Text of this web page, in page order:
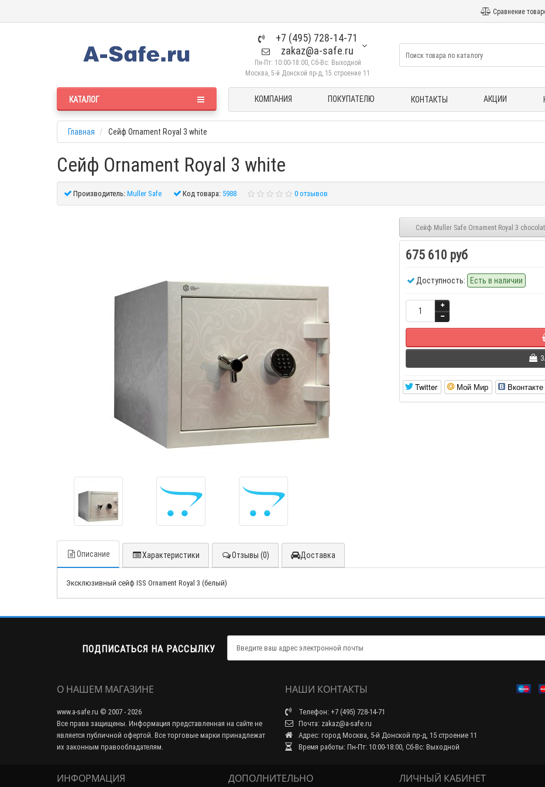
Сравнение
+7 (495) 728-14-71
zakaz@a-safe.ru
Пн-Пт: 10:00-18:00, Сб-Вс: Выходной
Москва, 5-й Донской пр-д, 15 строение 11
КАТАЛОГ КОМПАНИЯ ПОКУПАТЕЛЮ КОНТАКТЫ АКЦИИ
Главная Сейф Ornament Royal 3 white
Сейф Ornament Royal 3 white
Производитель:Muller Safe Код товара: 5988 0 отзывов
Сейф Muller Safe Ornament Royal 3
675 610 руб
Доступность: Есть в наличии
Twitter Мой Мир Вконтакте
Описание Характеристики Отзывы (0) Доставка
Эксклюзивный сейф ISS Ornament Royal 3 (белый)
ПОДПИСАТЬСЯ НА РАССЫЛКУ
О НАШЕМ МАГАЗИНЕ
www.a-safe.ru © 2007 - 2026
Все права защищены. Информация представленная на сайте не
является публичной офертой. Все торговые марки принадлежат
их законным правообладателям.
НАШИ КОНТАКТЫ
Телефон: +7 (495) 728-14-71
Почта: zakaz@a-safe.ru
Адрес: город Москва, 5-й Донской пр-д, 15 строение 11
Время работы: Пн-Пт: 10:00-18:00, Сб-Вс: Выходной
ИНФОРМАЦИЯ ДОПОЛНИТЕЛЬНО ЛИЧНЫЙ КАБИНЕТ